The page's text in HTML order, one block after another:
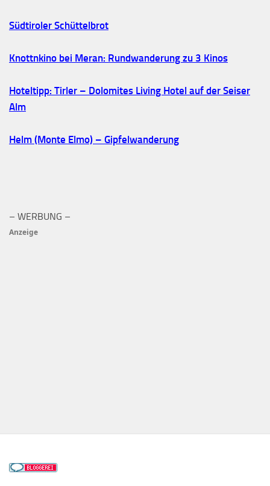
Südtiroler Schüttelbrot
Knottnkino bei Meran: Rundwanderung zu 3 Kinos
Hoteltipp: Tirler – Dolomites Living Hotel auf der Seiser
Alm
Helm (Monte Elmo) – Gipfelwanderung
– WERBUNG –
Anzeige